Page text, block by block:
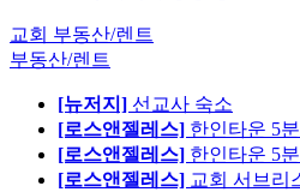
교회 부동산/렌트
부동산/렌트
[뉴저지] 선교사 숙소
[로스앤젤레스] 한인타운 5
[로스앤젤레스] 한인타운 5
[로스앤젤레스] 교회 서브리